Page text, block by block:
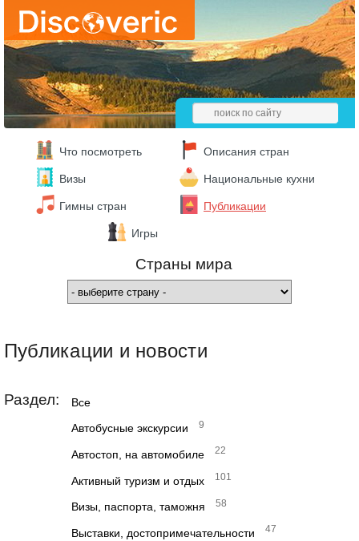
Что посмотреть Описания стран
Визы Национальные кухни
Гимны стран Публикации
Игры
Страны мира
Публикации и новости
Раздел: Все
Автобусные экскурсии 9
Автостоп, на автомобиле 22
Активный туризм и отдых 101
Визы, паспорта, таможня 58
Выставки, достопримечательности 47